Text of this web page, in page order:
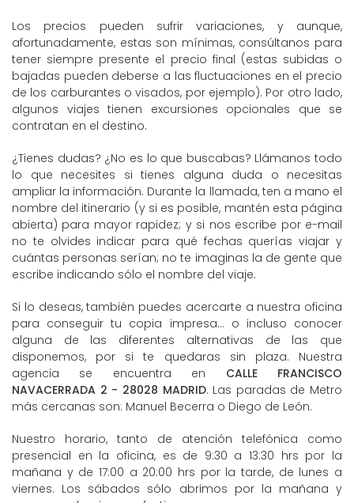
Los precios pueden sufrir variaciones, y aunque,
afortunadamente, estas son mínimas, consúltanos para
tener siempre presente el precio final (estas subidas o
bajadas pueden deberse a las fluctuaciones en el precio
de los carburantes o visados, por ejemplo). Por otro lado,
algunos viajes tienen excursiones opcionales que se
contratan en el destino.
¿Tienes dudas? ¿No es lo que buscabas? Llámanos todo
lo que necesites si tienes alguna duda o necesitas
ampliar la información. Durante la llamada, ten a mano el
nombre del itinerario (y si es posible, mantén esta página
abierta) para mayor rapidez; y si nos escribe por e-mail
no te olvides indicar para qué fechas querías viajar y
cuántas personas serían; no te imaginas la de gente que
escribe indicando sólo el nombre del viaje.
Si lo deseas, también puedes acercarte a nuestra oficina
para conseguir tu copia impresa... o incluso conocer
alguna de las diferentes alternativas de las que
disponemos, por si te quedaras sin plaza. Nuestra
agencia se encuentra en CALLE FRANCISCO
NAVACERRADA 2 - 28028 MADRID. Las paradas de Metro
más cercanas son: Manuel Becerra o Diego de León.
Nuestro horario, tanto de atención telefónica como
presencial en la oficina, es de 9:30 a 13:30 hrs por la
mañana y de 17:00 a 20:00 hrs por la tarde, de lunes a
viernes. Los sábados sólo abrimos por la mañana y